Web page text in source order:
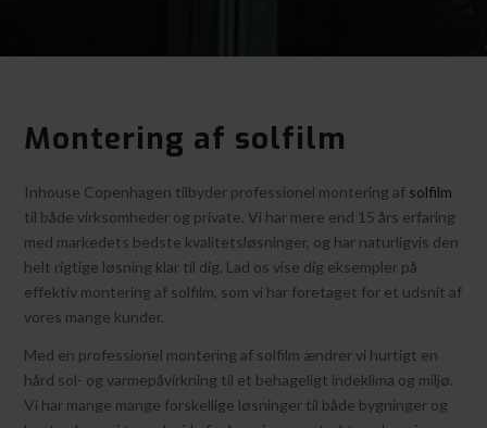
Montering af solfilm
Inhouse Copenhagen tilbyder professionel montering af solfilm
til både virksomheder og private. Vi har mere end 15 års erfaring
med markedets bedste kvalitetsløsninger, og har naturligvis den
helt rigtige løsning klar til dig. Lad os vise dig eksempler på
effektiv montering af solfilm, som vi har foretaget for et udsnit af
vores mange kunder.
Med en professionel montering af solfilm ændrer vi hurtigt en
hård sol- og varmepåvirkning til et behageligt indeklima og miljø.
Vi har mange mange forskellige løsninger til både bygninger og